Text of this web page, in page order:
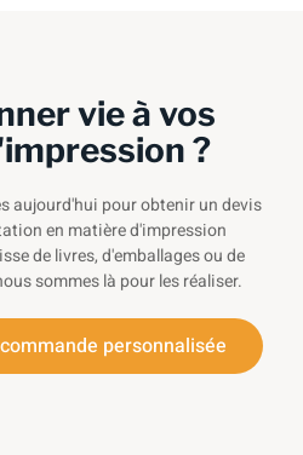
vie à vos
?
aujourd'hui pour obtenir un devis
en matière d'impression
de livres, d'emballages ou de
sommes là pour les réaliser.
personnalisée